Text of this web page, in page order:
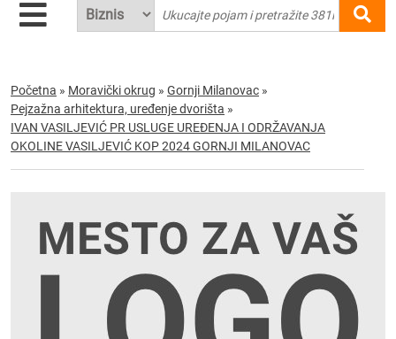
Početna » Moravički okrug » Gornji Milanovac »
Pejzažna arhitektura, uređenje dvorišta »
IVAN VASILJEVIĆ PR USLUGE UREĐENJA I ODRŽAVANJA
OKOLINE VASILJEVIĆ KOP 2024 GORNJI MILANOVAC